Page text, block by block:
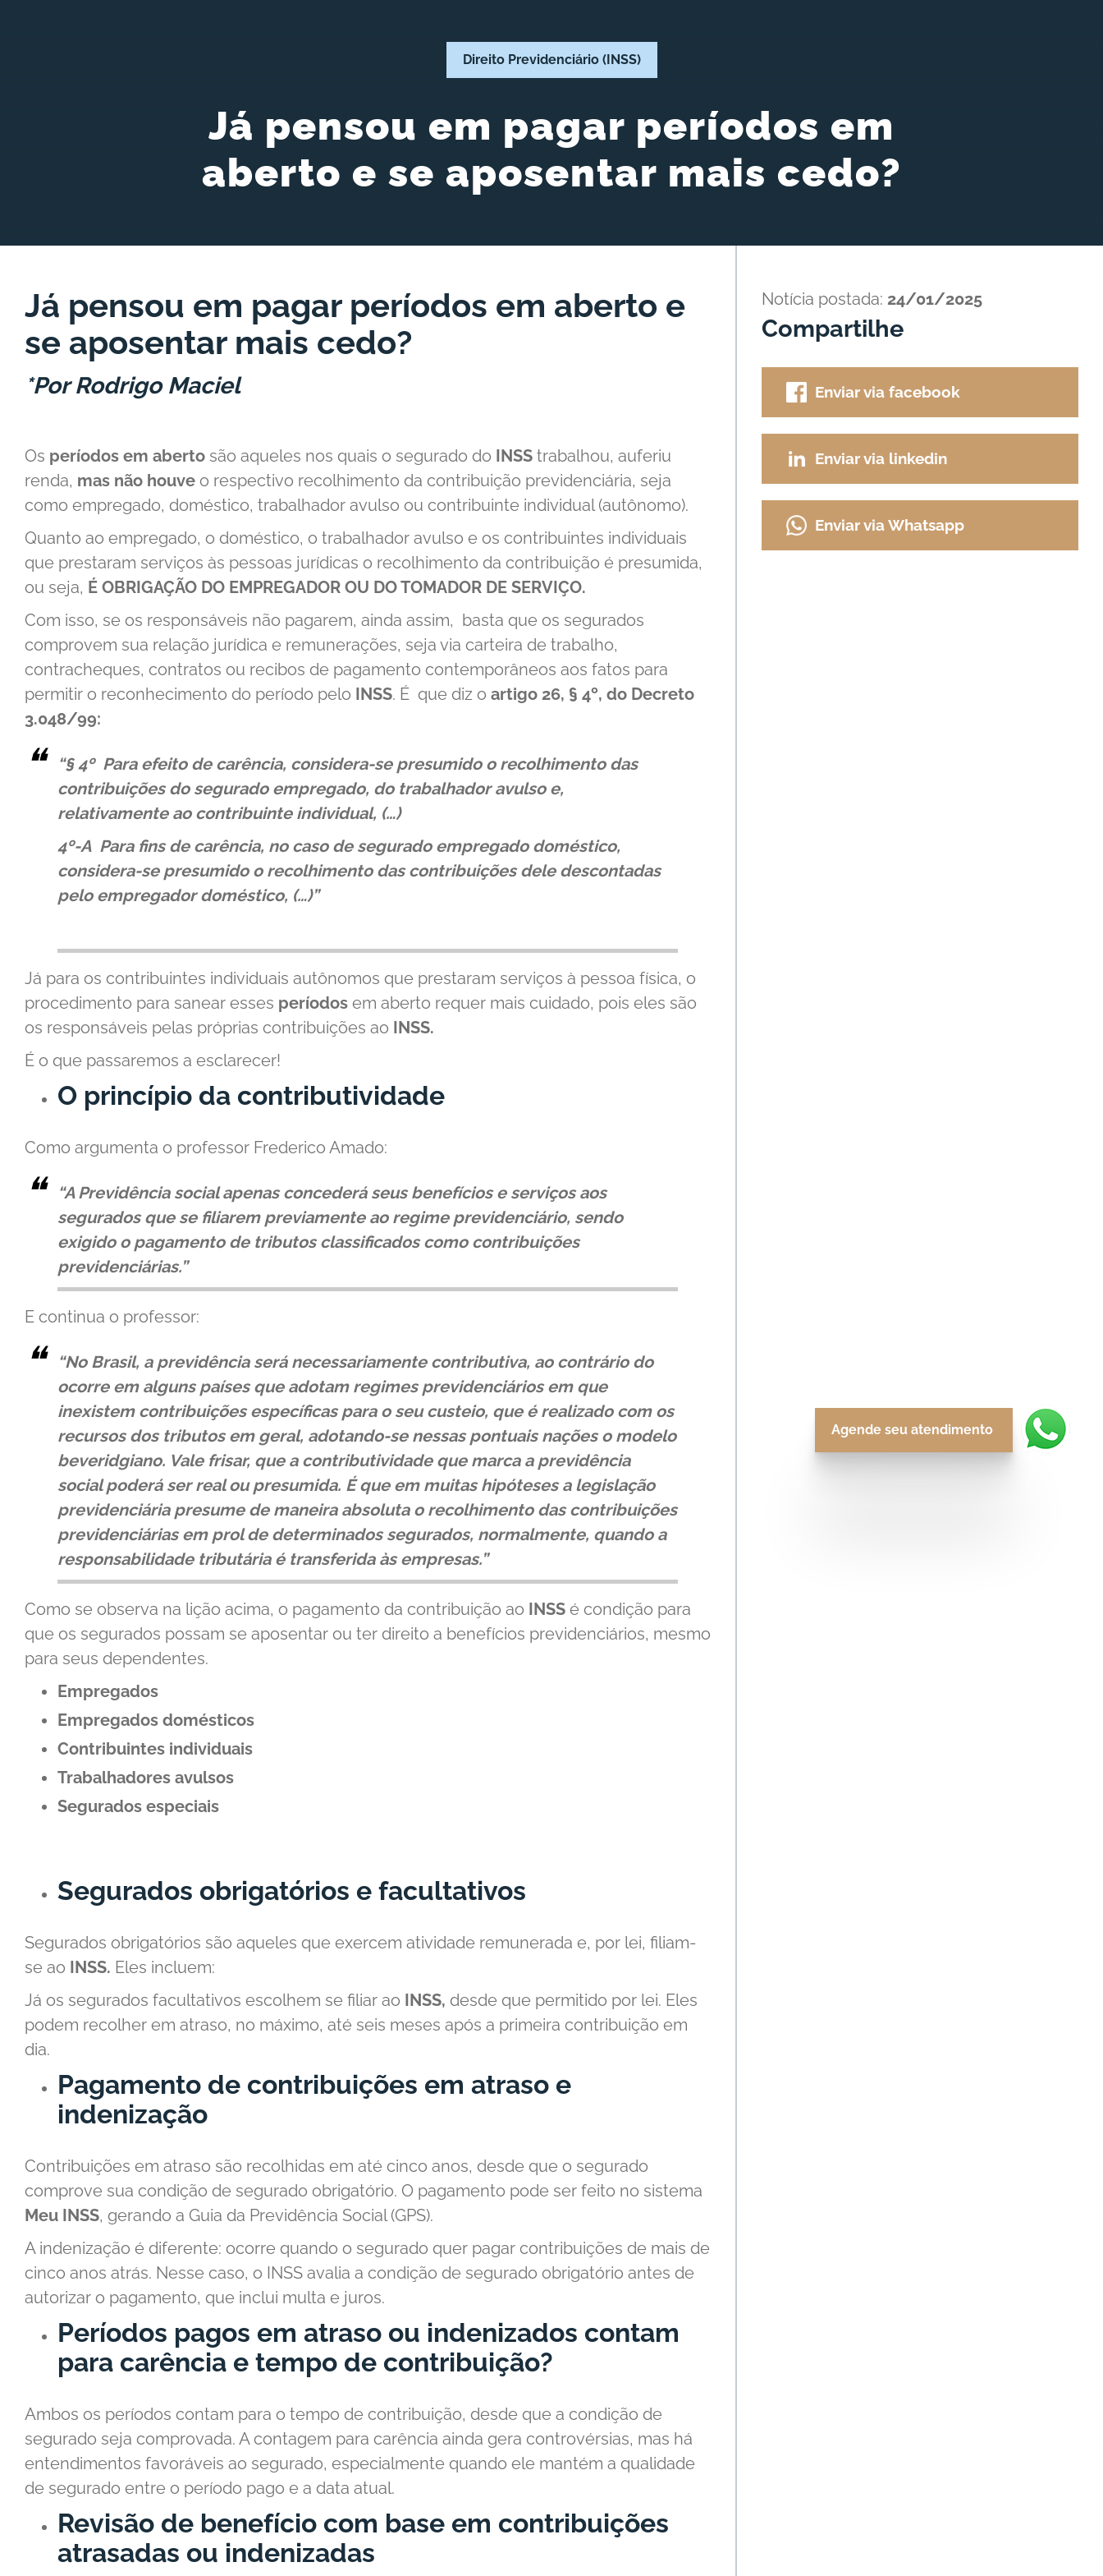
Agende seu atendimento
Direito Previdenciário (INSS)
Já pensou em pagar períodos em
aberto e se aposentar mais cedo?
Já pensou em pagar períodos em aberto e
se aposentar mais cedo?
*Por Rodrigo Maciel
Os períodos em aberto são aqueles nos quais o segurado do INSS trabalhou, auferiu
renda, mas não houve o respectivo recolhimento da contribuição previdenciária, seja
como empregado, doméstico, trabalhador avulso ou contribuinte individual (autônomo).
Quanto ao empregado, o doméstico, o trabalhador avulso e os contribuintes individuais
que prestaram serviços às pessoas jurídicas o recolhimento da contribuição é presumida,
ou seja, É OBRIGAÇÃO DO EMPREGADOR OU DO TOMADOR DE SERVIÇO.
Com isso, se os responsáveis não pagarem, ainda assim, basta que os segurados
comprovem sua relação jurídica e remunerações, seja via carteira de trabalho,
contracheques, contratos ou recibos de pagamento contemporâneos aos fatos para
permitir o reconhecimento do período pelo INSS. É que diz o artigo 26, § 4º, do Decreto
3.048/99:
“§ 4º Para efeito de carência, considera-se presumidoo recolhimento das
contribuições do segurado empregado, do trabalhador avulso e,
relativamente ao contribuinte individual, (…)
4º-A Para fins de carência, no caso de segurado empregado doméstico,
considera-se presumidoo recolhimento das contribuições dele descontadas
pelo empregador doméstico, (…)”
Já para os contribuintes individuais autônomos que prestaram serviços à pessoa física, o
procedimento para sanear esses períodos em aberto requer mais cuidado, pois eles são
os responsáveis pelas próprias contribuições ao INSS.
É o que passaremos a esclarecer!
O princípio da contributividade
Como argumenta o professor Frederico Amado:
“A Previdência social apenas concederá seus benefícios e serviços aos
segurados que se filiarem previamente ao regime previdenciário, sendo
exigido o pagamento de tributos classificados como contribuições
previdenciárias.”
E continua o professor:
“No Brasil, a previdência será necessariamente contributiva, ao contrário do
ocorre em alguns países que adotam regimes previdenciários em que
inexistem contribuições específicas para o seu custeio, que é realizado com os
recursos dos tributos em geral, adotando-se nessas pontuais nações o modelo
beveridgiano. Vale frisar, que a contributividade que marca a previdência
social poderá ser real ou presumida. É que em muitas hipóteses a legislação
previdenciária presume de maneira absoluta o recolhimento das contribuições
previdenciárias em prol de determinados segurados, normalmente, quando a
responsabilidade tributária é transferida às empresas.”
Como se observa na lição acima, o pagamento da contribuição ao INSS é condição para
que os segurados possam se aposentar ou ter direito a benefícios previdenciários, mesmo
para seus dependentes.
Empregados
Empregados domésticos
Contribuintes individuais
Trabalhadores avulsos
Segurados especiais
Segurados obrigatórios e facultativos
Segurados obrigatórios são aqueles que exercem atividade remunerada e, por lei, filiam-
se ao INSS. Eles incluem:
Já os segurados facultativos escolhem se filiar ao INSS, desde que permitido por lei. Eles
podem recolher em atraso, no máximo, até seis meses após a primeira contribuição em
dia.
Pagamento de contribuições em atraso e
indenização
Contribuições em atraso são recolhidas em até cinco anos, desde que o segurado
comprove sua condição de segurado obrigatório. O pagamento pode ser feito no sistema
Meu INSS, gerando a Guia da Previdência Social (GPS).
A indenização é diferente: ocorre quando o segurado quer pagar contribuições de mais de
cinco anos atrás. Nesse caso, o INSS avalia a condição de segurado obrigatório antes de
autorizar o pagamento, que inclui multa e juros.
Períodos pagos em atraso ou indenizados contam
para carência e tempo de contribuição?
Ambos os períodos contam para o tempo de contribuição, desde que a condição de
segurado seja comprovada. A contagem para carência ainda gera controvérsias, mas há
entendimentos favoráveis ao segurado, especialmente quando ele mantém a qualidade
de segurado entre o período pago e a data atual.
Revisão de benefício com base em contribuições
atrasadas ou indenizadas
Notícia postada: 24/01/2025
Compartilhe
Enviar via facebook
Enviar via linkedin
Enviar via Whatsapp